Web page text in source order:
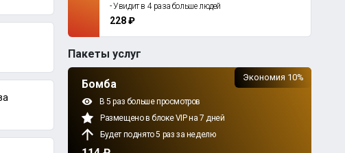
- Увидит в 4 раза больше людей
228 ₽
Пакеты услуг
Бомба
В 5 раз больше просмотров
Размещено в блоке VIP на 7 дней
Будет поднято 5 раз за неделю
Экономия 10%